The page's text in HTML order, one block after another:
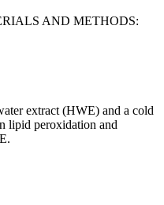
AND METHODS:
extract (HWE) and a cold
lipid peroxidation and